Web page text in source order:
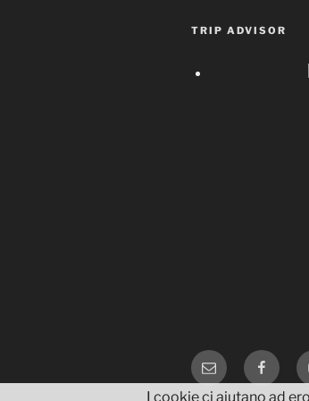
TRIP ADVISOR
Email
I cookie ci aiutano ad